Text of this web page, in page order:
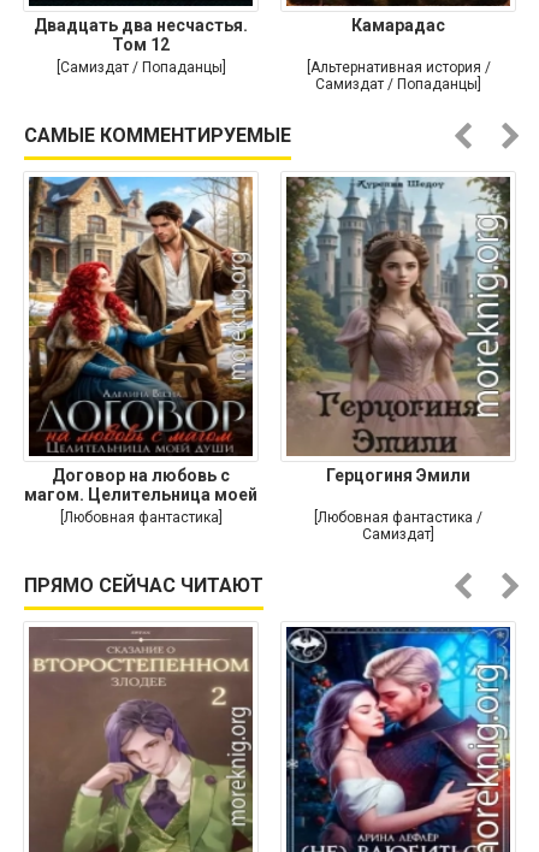
Двадцать два несчастья.
Том 12
[Самиздат / Попаданцы]
Камарадас
[Альтернативная история /
Самиздат / Попаданцы]
САМЫЕ КОММЕНТИРУЕМЫЕ
Договор на любовь с
магом. Целительница моей
души
[Любовная фантастика]
Герцогиня Эмили
[Любовная фантастика /
Самиздат]
ПРЯМО СЕЙЧАС ЧИТАЮТ